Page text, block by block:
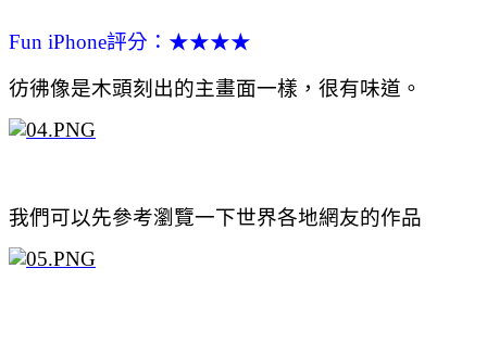
Fun iPhone評分：★★★★
彷彿像是木頭刻出的主畫面一樣，很有味道。
我們可以先參考瀏覽一下世界各地網友的作品